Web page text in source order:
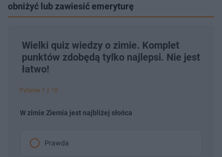
obniżyć lub zawiesić emeryturę
Wielki quiz wiedzy o zimie. Komplet
punktów zdobędą tylko najlepsi. Nie jest
łatwo!
Pytanie 1 z 10
W zimie Ziemia jest najbliżej słońca
Prawda